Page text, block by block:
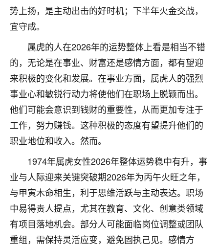
势上扬，是主动出击的好时机；下半年火金交战，
宜守成。
属虎的人在2026年的运势整体上看是相当不错
的，无论是在事业、财富还是感情方面，都有望迎
来积极的变化和发展。在事业方面，属虎人的强烈
事业心和敏锐行动力将使他们在职场上脱颖而出。
他们可能会意识到钱财的重要性，从而更加专注于
工作，努力赚钱。这种积极的态度有望提升他们的
职业地位和收入。然而。
1974年属虎女性2026年整体运势稳中有升，事
业与人际迎来关键突破期2026年为丙午火旺之年，
与甲寅木命相生，利于思维活跃与主动表达。职场
中易得贵人提点，尤其在教育、文化、创意类领域
有项目落地机会。部分人可能面临岗位调整或团队
重组，需保持灵活应变，避免固执己见。感情方
鹿森：恭喜升职加薪！！，请客吗？�
12小时前 来自北京
心心相印
我身体不太好，总是病病殃殃的，去检查又没什么大
问题，反正就是不舒服。中医西医看遍了，找不到问
题，后来无意中看到有人推荐慧来老师，跟老师聊过
之后，心情豁然开朗，也听老师建议，处理了一些因
果问题。今年以来，身体比以前好多，主要是心情好
了，老师说境随心转，现在深有体会了。
鹿森
：是的，其实跟老师聊过之后，最大的感
触，首先就是心态会变好，万般皆是命，半点
不由人！
1天前 来自四川 9
金白水清
我也想找老师看看，有没有人给个联系方式的啊？